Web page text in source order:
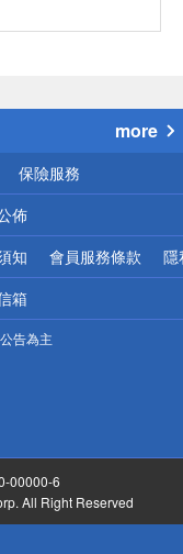
more
保險服務
佈
知 會員服務條款 隱
箱
告為主
00000-6
All Right Reserved